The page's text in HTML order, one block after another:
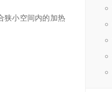
狭小空间内的加热